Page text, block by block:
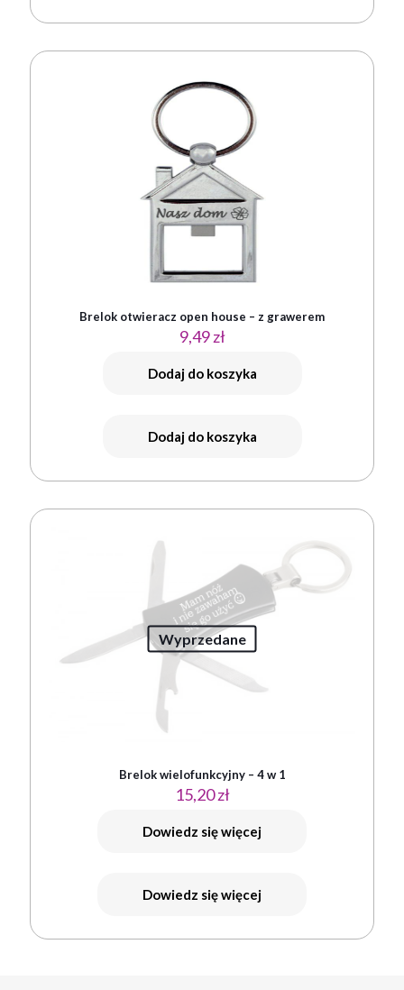
Brelok otwieracz open house – z grawerem
9,49zł
Dodaj do koszyka
Dodaj do koszyka
Wyprzedane
Brelok wielofunkcyjny – 4 w 1
15,20zł
Dowiedz się więcej
Dowiedz się więcej